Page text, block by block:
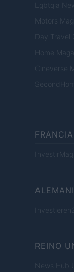
Lgbtqia
Motors
Day Travel
Home
Cineverse
FRANCIA
InvestirMag
REINO
News Hub